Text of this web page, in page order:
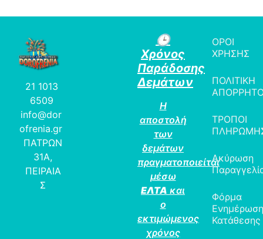
21 1013
6509
info@dor
ofrenia.gr
ΠΑΤΡΩΝ
31Α,
ΠΕΙΡΑΙΑ
Σ
🕒
Χρόνος
Παράδοσης
Δεμάτων
Η
αποστολή
των
δεμάτων
πραγματοποιείται
μέσω
ΕΛΤΑ και
ο
εκτιμώμενος
χρόνος
ΟΡΟΙ
ΧΡΗΣΗΣ
ΠΟΛΙΤΙΚΗ
ΤΡΟΠΟΙ
Ακύρωση
Φόρμα
Κατάθεσης